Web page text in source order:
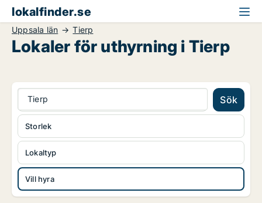
lokalfinder.se
Uppsala län Tierp
Lokaler för uthyrning i Tierp
Tierp Sök
Lokaltyp
Vill hyra
Storlek